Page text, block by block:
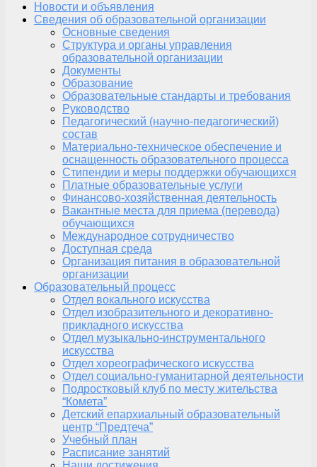
Новости и объявления
Сведения об образовательной организации
Основные сведения
Структура и органы управления
образовательной организации
Документы
Образование
Образовательные стандарты и требования
Руководство
Педагогический (научно-педагогический)
состав
Материально-техническое обеспечение и
оснащенность образовательного процесса
Стипендии и меры поддержки обучающихся
Платные образовательные услуги
Финансово-хозяйственная деятельность
Вакантные места для приема (перевода)
обучающихся
Международное сотрудничество
Доступная среда
Организация питания в образовательной
организации
Образовательный процесс
Отдел вокального искусства
Отдел изобразительного и декоративно-
прикладного искусства
Отдел музыкально-инструментального
искусства
Отдел хореографического искусства
Отдел социально-гуманитарной деятельности
Подростковый клуб по месту жительства
“Комета”
Детский епархиальный образовательный
центр “Предтеча”
Учебный план
Расписание занятий